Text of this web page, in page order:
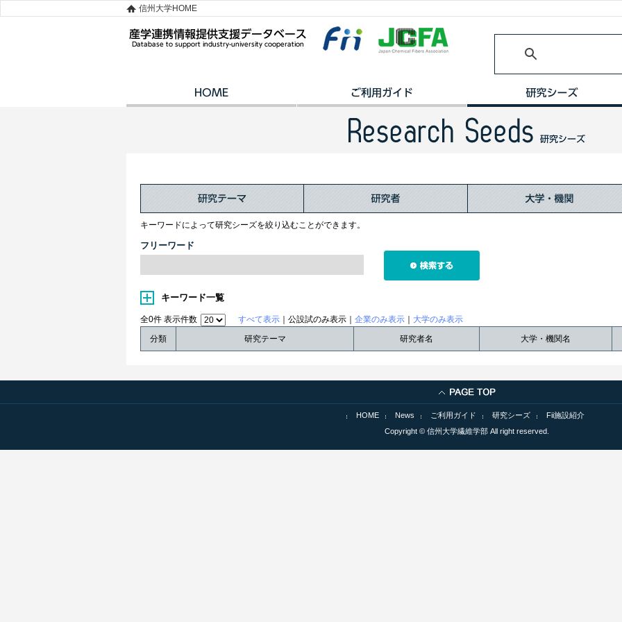
信州大学HOME
キーワードによって研究シーズを絞り込むことができます。
フリーワード
キーワード一覧
全0件 表示件数 すべて表示 ｜公設試のみ表示｜ 企業のみ表示
大学のみ表示
分類
研究テーマ 研究者名 大学・機関名
HOME News ご利用ガイド 研究シーズ
Fii施設紹介
Copyright © 信州大学繊維学部 All right reserved.